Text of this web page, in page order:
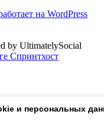
на WordPress
by UltimatelySocial
Спринтхост
и персональных